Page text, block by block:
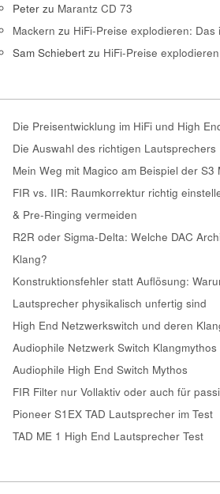
Peter zu Marantz CD 73
Mackern zu HiFi-Preise explodieren:
Sam Schiebert zu HiFi-Preise
Die Preisentwicklung im HiFi und High
Die Auswahl des richtigen Lautsprechers
Mein Weg mit Magico am Beispiel der S3
FIR vs. IIR: Raumkorrektur richtig
& Pre-Ringing vermeiden
R2R oder Sigma-Delta: Welche DAC
Klang?
Konstruktionsfehler statt Auflösung:
Lautsprecher physikalisch unfertig sind
High End Netzwerkswitch und deren
Audiophile Netzwerk Switch Klangmythos
Audiophile High End Switch Mythos
FIR Filter nur Vollaktiv oder auch für
Pioneer S1EX TAD Lautsprecher im Test
TAD ME 1 High End Lautsprecher Test